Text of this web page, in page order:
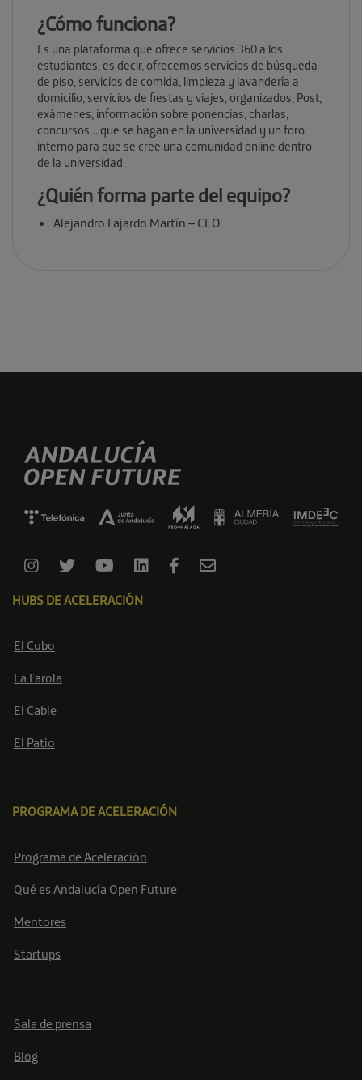
¿Cómo funciona?
Es una plataforma que ofrece servicios 360 a los
estudiantes, es decir, ofrecemos servicios de búsqueda
de piso, servicios de comida, limpieza y lavandería a
domicilio, servicios de fiestas y viajes, organizados, Post,
exámenes, información sobre ponencias, charlas,
concursos… que se hagan en la universidad y un foro
interno para que se cree una comunidad online dentro
de la universidad.
¿Quién forma parte del equipo?
Alejandro Fajardo Martín – CEO
HUBS DE ACELERACIÓN
El Cubo
La Farola
El Cable
El Patio
PROGRAMA DE ACELERACIÓN
Programa de Aceleración
Qué es Andalucía Open Future
Mentores
Startups
Sala de prensa
Blog